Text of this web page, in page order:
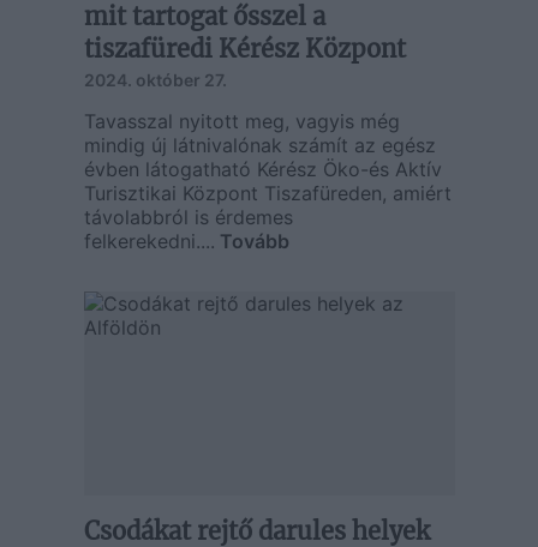
mit tartogat ősszel a
tiszafüredi Kérész Központ
2024. október 27.
Tavasszal nyitott meg, vagyis még
mindig új látnivalónak számít az egész
évben látogatható Kérész Öko-és Aktív
Turisztikai Központ Tiszafüreden, amiért
távolabbról is érdemes
felkerekedni.... Tovább
Csodákat rejtő darules helyek